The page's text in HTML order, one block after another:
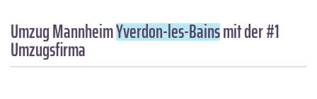
Umzug MannheimYverdon-les-Bainsmit der #1
Umzugsfirma